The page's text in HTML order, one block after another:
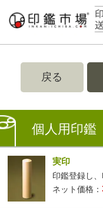
戻る
個人用印鑑
実印
印鑑登録し
ネット価格：